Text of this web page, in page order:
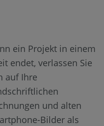
ein Projekt in einem
endet, verlassen Sie
auf Ihre
und alten
Bilder als